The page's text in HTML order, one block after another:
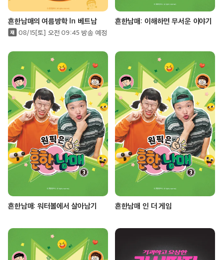
흔한남매의 여름방학 In 베트남
08/15[토] 오전 09:45 방송 예정
흔한남매: 이해하면 무서운 이야기
흔한남매: 워터볼에서 살아남기 흔한남매 인 더 게임